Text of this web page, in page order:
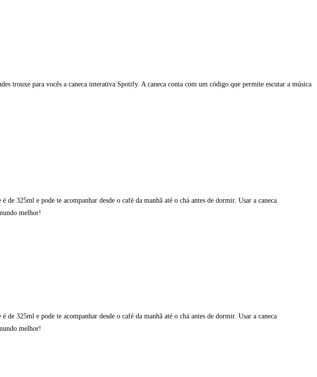
trouxe para vocês a caneca interativa Spotify. A caneca conta com um código que permite escutar a música
de 325ml e pode te acompanhar desde o café da manhã até o chá antes de dormir. Usar a caneca
melhor!
de 325ml e pode te acompanhar desde o café da manhã até o chá antes de dormir. Usar a caneca
melhor!